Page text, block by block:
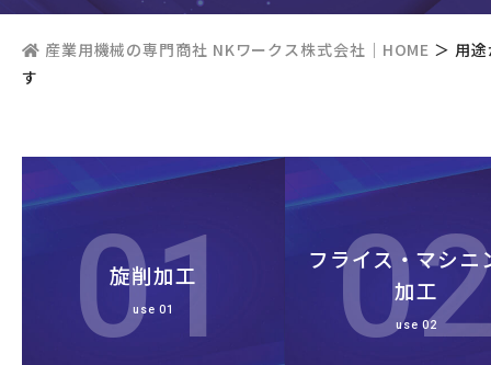
産業用機械の専門商社 NKワークス株式会社｜HOME ＞ 用
す
旋削加工
use 01
フライス・マシニ
加工
use 02